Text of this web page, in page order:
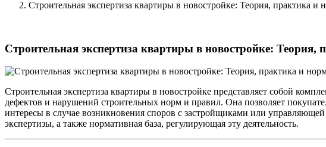
Строительная экспертиза квартиры в новостройке: Теория, практика и
Строительная экспертиза квартиры в новостройке: Теория,
Строительная экспертиза квартиры в новостройке представляет собой
дефектов и нарушений строительных норм и правил. Она позволяет
интересы в случае возникновения споров с застройщиками или
экспертизы, а также нормативная база, регулирующая эту деятельность.